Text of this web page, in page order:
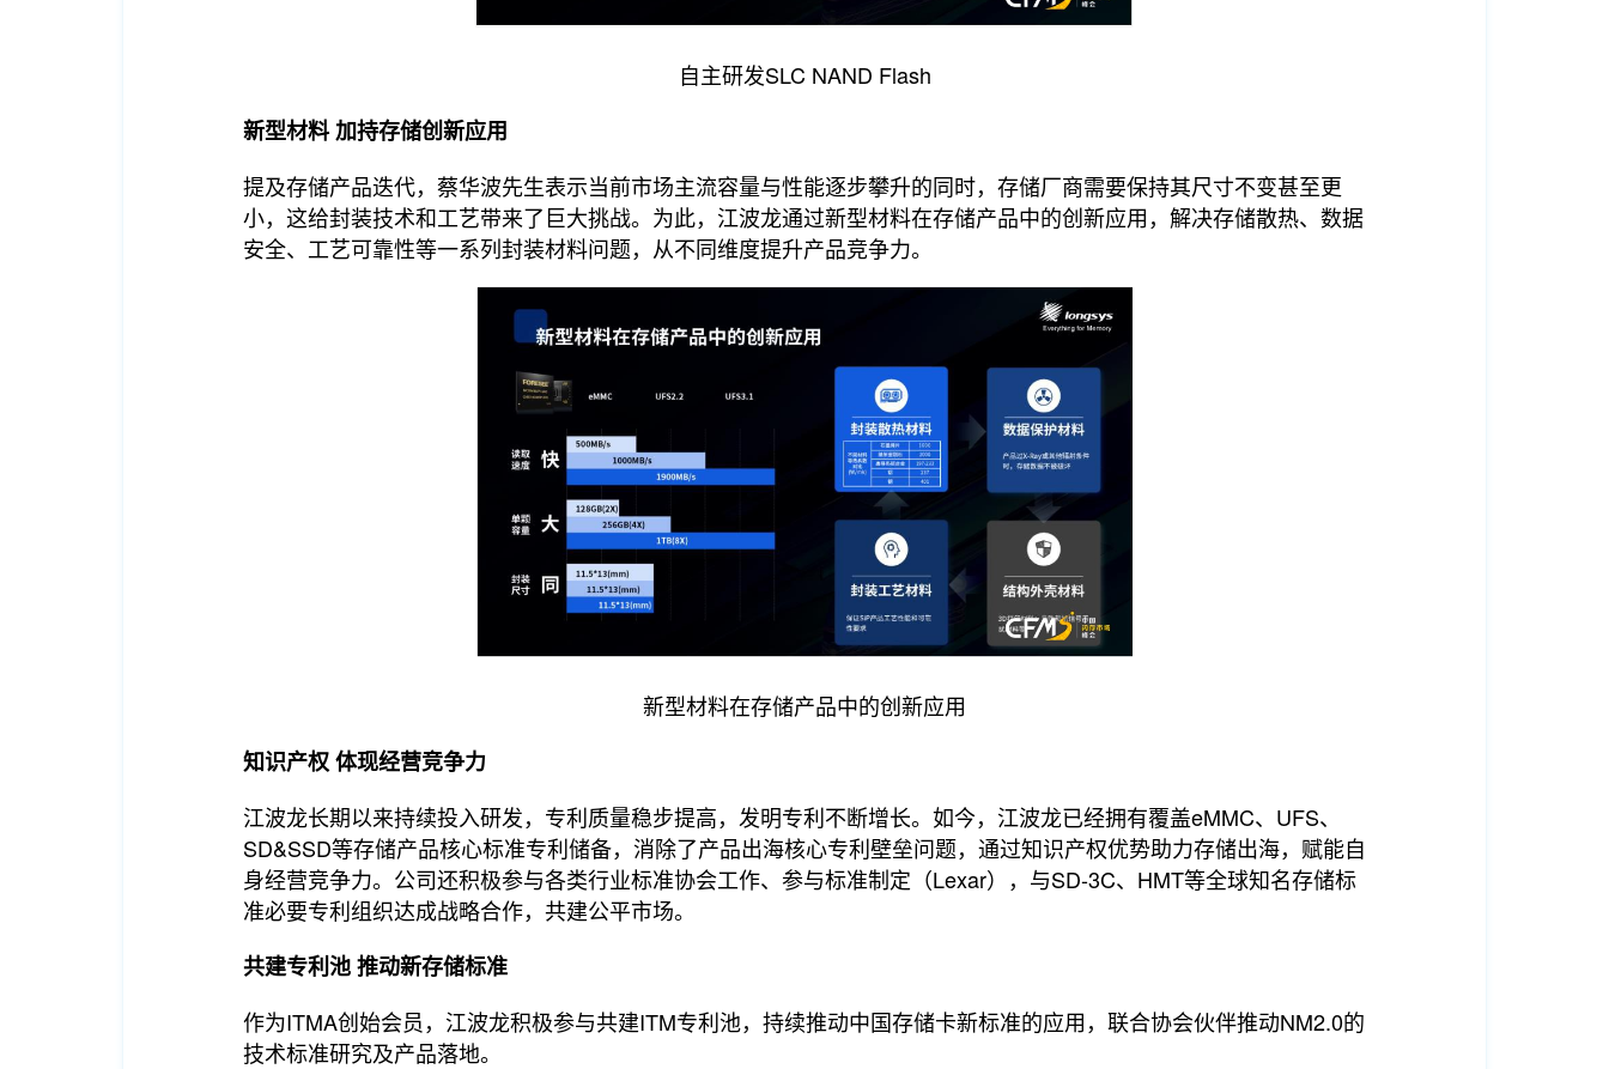
自主研发SLC NAND Flash
新型材料 加持存储创新应用
提及存储产品迭代，蔡华波先生表示当前市场主流容量与性能逐步攀升的同时，存储厂商需要保持其尺寸不变甚至更
小，这给封装技术和工艺带来了巨大挑战。为此，江波龙通过新型材料在存储产品中的创新应用，解决存储散热、数据
安全、工艺可靠性等一系列封装材料问题，从不同维度提升产品竞争力。
新型材料在存储产品中的创新应用
知识产权 体现经营竞争力
江波龙长期以来持续投入研发，专利质量稳步提高，发明专利不断增长。如今，江波龙已经拥有覆盖eMMC、UFS、
SD&SSD等存储产品核心标准专利储备，消除了产品出海核心专利壁垒问题，通过知识产权优势助力存储出海，赋能自
身经营竞争力。公司还积极参与各类行业标准协会工作、参与标准制定（Lexar），与SD-3C、HMT等全球知名存储标
准必要专利组织达成战略合作，共建公平市场。
共建专利池 推动新存储标准
作为ITMA创始会员，江波龙积极参与共建ITM专利池，持续推动中国存储卡新标准的应用，联合协会伙伴推动NM2.0的
技术标准研究及产品落地。